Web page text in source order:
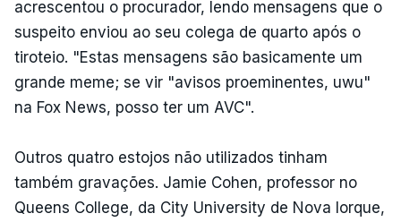
acrescentou o procurador, lendo mensagens que o
suspeito enviou ao seu colega de quarto após o
tiroteio. "Estas mensagens são basicamente um
grande meme; se vir "avisos proeminentes, uwu"
na Fox News, posso ter um AVC".
Outros quatro estojos não utilizados tinham
também gravações. Jamie Cohen, professor no
Queens College, da City University de Nova Iorque,